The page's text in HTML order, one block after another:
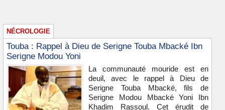
NÉCROLOGIE
Touba : Rappel à Dieu de Serigne Touba Mbacké Ibn
Serigne Modou Yoni
La communauté mouride est en
deuil, avec le rappel à Dieu de
Serigne Touba Mbacké, fils de
Serigne Modou Mbacké Yoni Ibn
Khadim Rassoul. Cet érudit de